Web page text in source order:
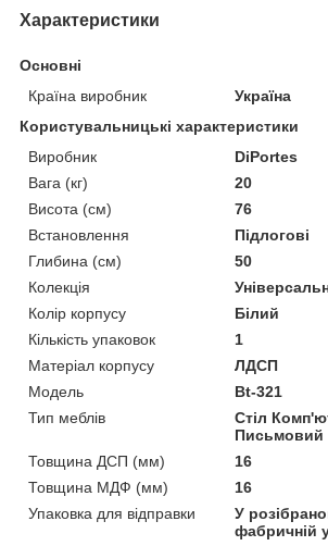
Характеристики
Основні
Країна виробник
Україна
Користувальницькі характеристики
Виробник
DiPortes
Вага (кг)
20
Висота (см)
76
Встановлення
Підлогові
Глибина (см)
50
Колекція
Колір корпусу
Білий
Кількість упаковок
1
Матеріал корпусу
ЛДСП
Мoдель
Bt-321
Тип меблів
Стіл
Письмовий
Товщина ДСП (мм)
16
Товщина МДФ (мм)
16
Упаковка для відправки
У
фабричній